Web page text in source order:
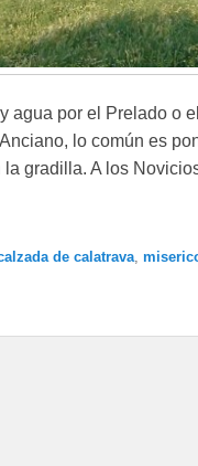
agua por el Prelado o
lo común es
gradilla. A los
de calatrava